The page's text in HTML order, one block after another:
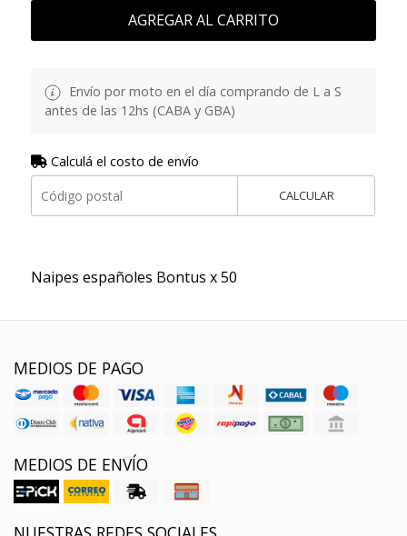
AGREGAR AL CARRITO
Envío por moto en el día comprando de L a S
antes de las 12hs (CABA y GBA)
Calculá el costo de envío
CALCULAR
Naipes españoles Bontus x 50
MEDIOS DE PAGO
MEDIOS DE ENVÍO